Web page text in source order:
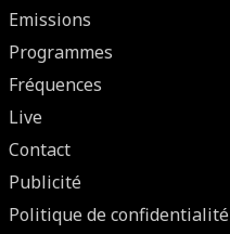
Emissions
Programmes
Fréquences
Live
Contact
Publicité
Politique de confidentialité